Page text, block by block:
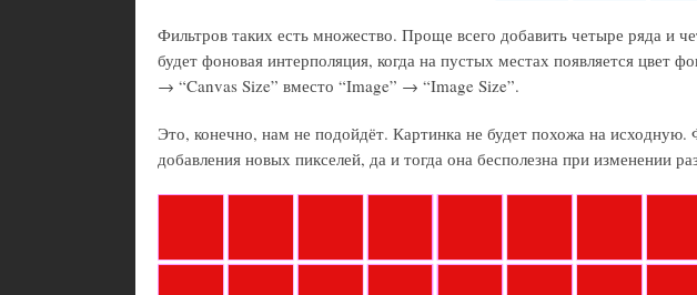
Фильтров таких есть множество. Проще всего добавить четыре ряда и
будет фоновая интерполяция, когда на пустых местах появляется цвет
→ “Canvas Size” вместо “Image” → “Image Size”.
Это, конечно, нам не подойдёт. Картинка не будет похожа на исходную.
добавления новых пикселей, да и тогда она бесполезна при изменении